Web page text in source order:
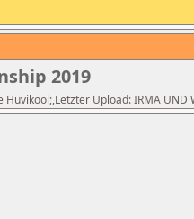
2019
Upload: IRMA UND